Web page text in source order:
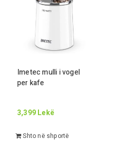
Imetec mulli i vogel
per kafe
3,399Lekë
Shto në shportë